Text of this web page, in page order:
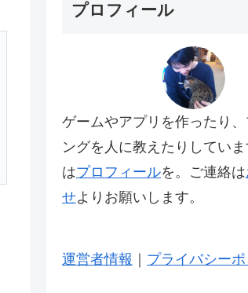
プロフィール
ゲームやアプリを作ったり、
ングを人に教えたりしていま
はプロフィールを。ご連絡は
せよりお願いします。
運営者情報 プライバシー